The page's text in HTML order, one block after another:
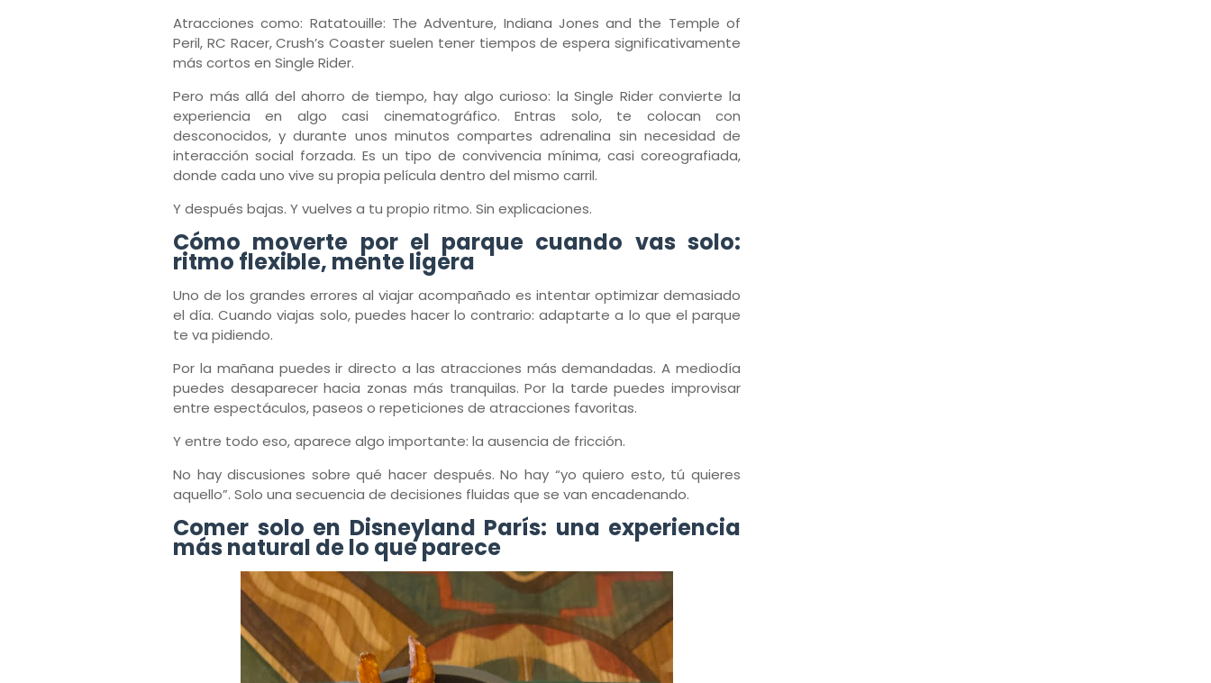
Atracciones como: Ratatouille: The Adventure, Indiana Jones and the Temple of
Peril, RC Racer, Crush’s Coaster suelen tener tiempos de espera significativamente
más cortos en Single Rider.
Pero más allá del ahorro de tiempo, hay algo curioso: la Single Rider convierte la
experiencia en algo casi cinematográfico. Entras solo, te colocan con
desconocidos, y durante unos minutos compartes adrenalina sin necesidad de
interacción social forzada. Es un tipo de convivencia mínima, casi coreografiada,
donde cada uno vive su propia película dentro del mismo carril.
Y después bajas. Y vuelves a tu propio ritmo. Sin explicaciones.
Cómo moverte por el parque cuando vas solo:
ritmo flexible, mente ligera
Uno de los grandes errores al viajar acompañado es intentar optimizar demasiado
el día. Cuando viajas solo, puedes hacer lo contrario: adaptarte a lo que el parque
te va pidiendo.
Por la mañana puedes ir directo a las atracciones más demandadas. A mediodía
puedes desaparecer hacia zonas más tranquilas. Por la tarde puedes improvisar
entre espectáculos, paseos o repeticiones de atracciones favoritas.
Y entre todo eso, aparece algo importante: la ausencia de fricción.
No hay discusiones sobre qué hacer después. No hay “yo quiero esto, tú quieres
aquello”. Solo una secuencia de decisiones fluidas que se van encadenando.
Comer solo en Disneyland París: una experiencia
más natural de lo que parece